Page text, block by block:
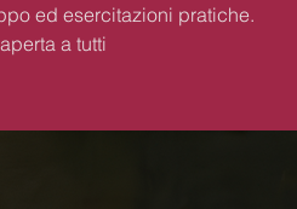
ed esercitazioni pratiche.
a tutti